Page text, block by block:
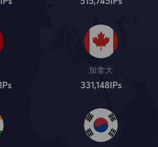
IPs
加拿大
331,148IPs